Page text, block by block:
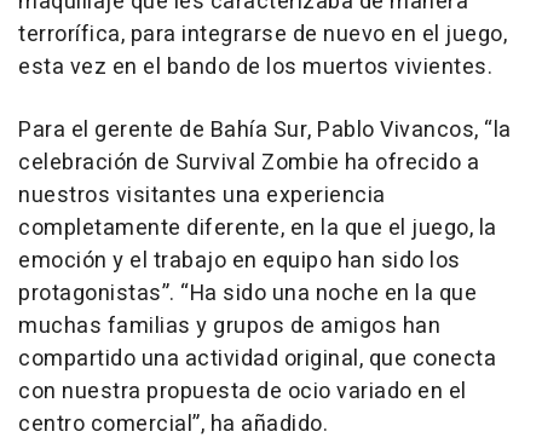
terrorífica, para integrarse de nuevo en el juego,
esta vez en el bando de los muertos vivientes.
Para el gerente de Bahía Sur, Pablo Vivancos, “la
celebración de Survival Zombie ha ofrecido a
nuestros visitantes una experiencia
completamente diferente, en la que el juego, la
emoción y el trabajo en equipo han sido los
protagonistas”. “Ha sido una noche en la que
muchas familias y grupos de amigos han
compartido una actividad original, que conecta
con nuestra propuesta de ocio variado en el
centro comercial”, ha añadido.